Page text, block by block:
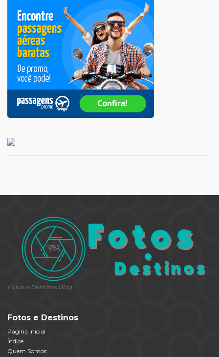
Fotos e Destinos Blog
Fotos e Destinos
Página Inicial
Índice
Quem Somos